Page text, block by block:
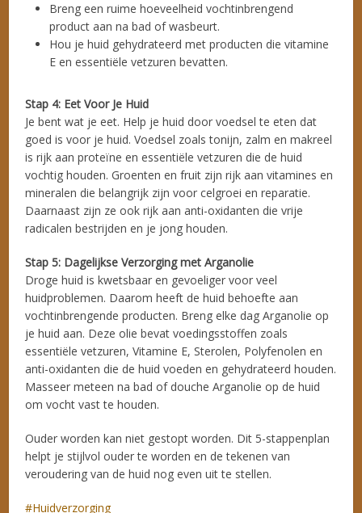
Breng een ruime hoeveelheid vochtinbrengend
product aan na bad of wasbeurt.
Hou je huid gehydrateerd met producten die vitamine
E en essentiële vetzuren bevatten.
Stap 4: Eet Voor Je Huid
Je bent wat je eet. Help je huid door voedsel te eten dat
goed is voor je huid. Voedsel zoals tonijn, zalm en makreel
is rijk aan proteïne en essentiële vetzuren die de huid
vochtig houden. Groenten en fruit zijn rijk aan vitamines en
mineralen die belangrijk zijn voor celgroei en reparatie.
Daarnaast zijn ze ook rijk aan anti-oxidanten die vrije
radicalen bestrijden en je jong houden.
Stap 5: Dagelijkse Verzorging met Arganolie
Droge huid is kwetsbaar en gevoeliger voor veel
huidproblemen. Daarom heeft de huid behoefte aan
vochtinbrengende producten. Breng elke dag Arganolie op
je huid aan. Deze olie bevat voedingsstoffen zoals
essentiële vetzuren, Vitamine E, Sterolen, Polyfenolen en
anti-oxidanten die de huid voeden en gehydrateerd houden.
Masseer meteen na bad of douche Arganolie op de huid
om vocht vast te houden.
Ouder worden kan niet gestopt worden. Dit 5-stappenplan
helpt je stijlvol ouder te worden en de tekenen van
veroudering van de huid nog even uit te stellen.
Huidverzorging